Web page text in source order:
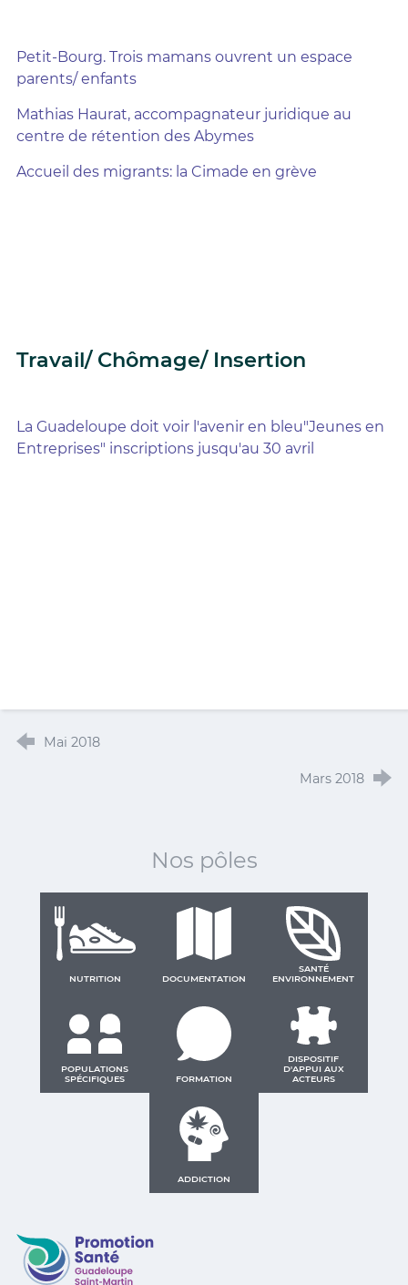
Petit-Bourg. Trois mamans ouvrent un espace
parents/ enfants
Mathias Haurat, accompagnateur juridique au
centre de rétention des Abymes
Accueil des migrants: la Cimade en grève
Travail/ Chômage/ Insertion
La Guadeloupe doit voir l'avenir en bleu"Jeunes en
Entreprises" inscriptions jusqu'au 30 avril
Mai 2018
Mars 2018
Nos pôles
NUTRITION DOCUMENTATION
SANTÉ
ENVIRONNEMENT
POPULATIONS
SPÉCIFIQUES
FORMATION
DISPOSITIF
D'APPUI AUX
ACTEURS
ADDICTION
Promotion Santé Guadeloupe, Saint-Martin, Saint